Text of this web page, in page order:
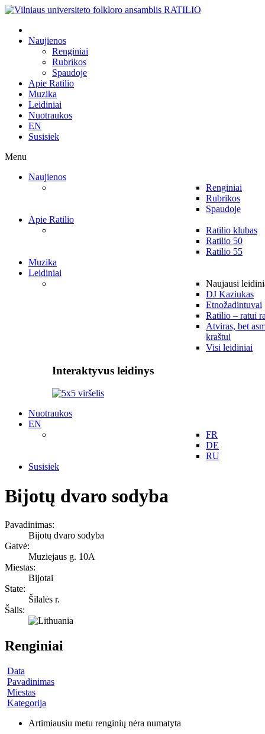
Naujienos
Renginiai
Rubrikos
Spaudoje
Apie Ratilio
Muzika
Leidiniai
Nuotraukos
EN
Susisiek
Menu
Naujienos
Renginiai
Rubrikos
Spaudoje
Apie Ratilio
Ratilio klubas
Ratilio 50
Ratilio 55
Muzika
Leidiniai
Naujausi
DJ Kaziukas
Etnožadintuvai
Ratilio – ratui
Atviras, bet
kraštui
Visi leidiniai
Interaktyvus leidinys
Nuotraukos
EN
FR
DE
RU
Susisiek
Bijotų dvaro sodyba
Pavadinimas:
Bijotų dvaro sodyba
Gatvė:
Muziejaus g. 10A
Miestas:
Bijotai
State:
Šilalės r.
Šalis:
Renginiai
Data
Pavadinimas
Miestas
Kategorija
Artimiausiu metu renginių nėra numatyta